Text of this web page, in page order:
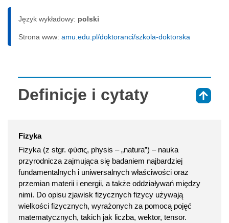
Język wykładowy: polski
Strona www: amu.edu.pl/doktoranci/szkola-doktorska
Definicje i cytaty
Fizyka
Fizyka (z stgr. φύσις, physis – „natura”) – nauka
przyrodnicza zajmująca się badaniem najbardziej
fundamentalnych i uniwersalnych właściwości oraz
przemian materii i energii, a także oddziaływań między
nimi. Do opisu zjawisk fizycznych fizycy używają
wielkości fizycznych, wyrażonych za pomocą pojęć
matematycznych, takich jak liczba, wektor, tensor.